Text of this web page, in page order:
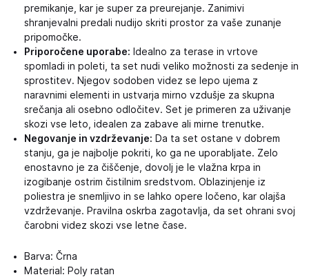
premikanje, kar je super za preurejanje. Zanimivi
shranjevalni predali nudijo skriti prostor za vaše zunanje
pripomočke.
Priporočene uporabe: Idealno za terase in vrtove
spomladi in poleti, ta set nudi veliko možnosti za sedenje in
sprostitev. Njegov sodoben videz se lepo ujema z
naravnimi elementi in ustvarja mirno vzdušje za skupna
srečanja ali osebno odločitev. Set je primeren za uživanje
skozi vse leto, idealen za zabave ali mirne trenutke.
Negovanje in vzdrževanje: Da ta set ostane v dobrem
stanju, ga je najbolje pokriti, ko ga ne uporabljate. Zelo
enostavno je za čiščenje, dovolj je le vlažna krpa in
izogibanje ostrim čistilnim sredstvom. Oblazinjenje iz
poliestra je snemljivo in se lahko opere ločeno, kar olajša
vzdrževanje. Pravilna oskrba zagotavlja, da set ohrani svoj
čarobni videz skozi vse letne čase.
Barva: Črna
Material: Poly ratan